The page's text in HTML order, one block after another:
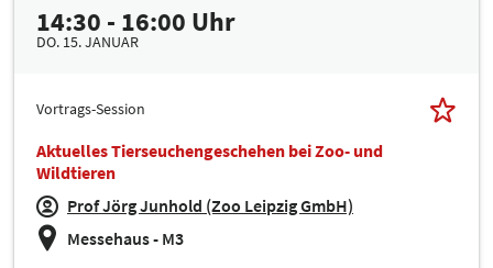
14:30 - 16:00 Uhr
DO. 15. JANUAR
Vortrags-Session
Aktuelles Tierseuchengeschehen bei Zoo- und
Wildtieren
Prof Jörg Junhold (Zoo Leipzig GmbH)
Messehaus - M3